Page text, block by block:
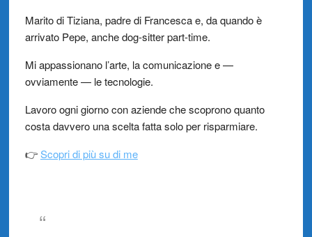
Marito di Tiziana, padre di Francesca e, da quando è
arrivato Pepe, anche dog-sitter part-time.
Mi appassionano l’arte, la comunicazione e —
ovviamente — le tecnologie.
Lavoro ogni giorno con aziende che scoprono quanto
costa davvero una scelta fatta solo per risparmiare.
👉Scopri di più su di me